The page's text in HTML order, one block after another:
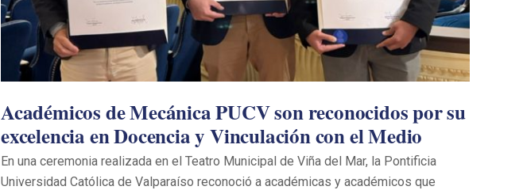
Académicos de Mecánica PUCV son reconocidos por su
excelencia en Docencia y Vinculación con el Medio
En una ceremonia realizada en el Teatro Municipal de Viña del Mar, la Pontificia
Universidad Católica de Valparaíso reconoció a académicas y académicos que